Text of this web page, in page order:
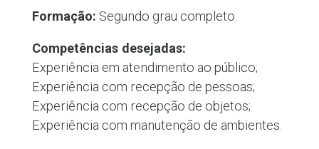
Formação: Segundo grau completo.
Competências desejadas:
Experiência em atendimento ao público;
Experiência com recepção de pessoas;
Experiência com recepção de objetos;
Experiência com manutenção de ambientes.